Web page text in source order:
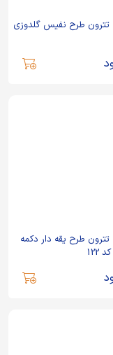
تترون طرح نفیس گلدوزی
تترون طرح یقه دار دکمه